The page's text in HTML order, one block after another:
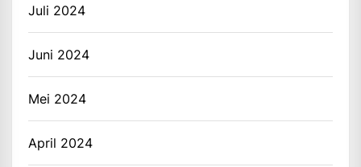
Juli 2024
Juni 2024
Mei 2024
April 2024